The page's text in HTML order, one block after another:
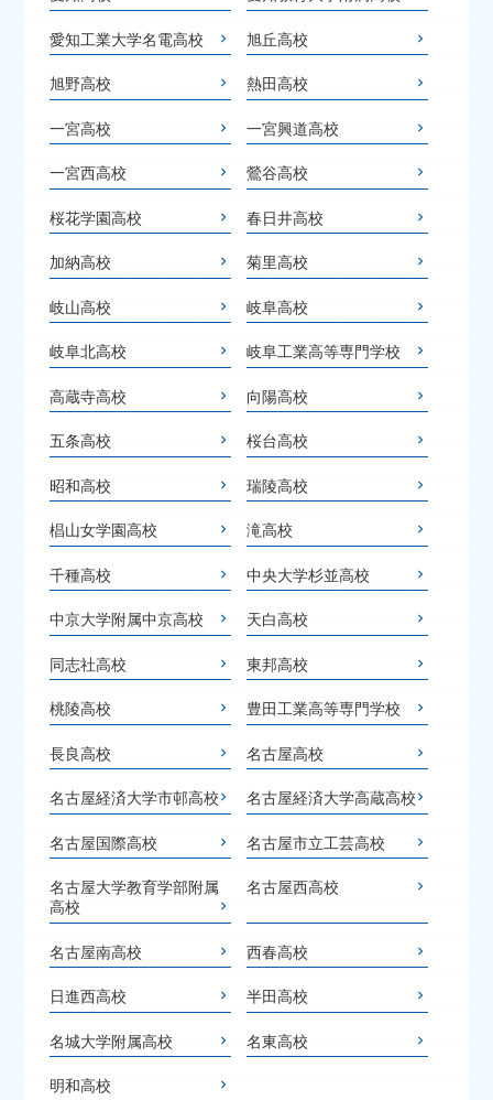
愛知工業大学名電高校 旭丘高校
旭野高校 熱田高校
一宮高校 一宮興道高校
一宮西高校 鶯谷高校
桜花学園高校 春日井高校
加納高校 菊里高校
岐山高校 岐阜高校
岐阜北高校 岐阜工業高等専門学校
高蔵寺高校 向陽高校
五条高校 桜台高校
昭和高校 瑞陵高校
椙山女学園高校 滝高校
千種高校 中央大学杉並高校
中京大学附属中京高校 天白高校
同志社高校 東邦高校
桃陵高校 豊田工業高等専門学校
長良高校 名古屋高校
名古屋経済大学市邨高校 名古屋経済大学高蔵高校
名古屋国際高校 名古屋市立工芸高校
名古屋大学教育学部附属
高校
名古屋西高校
名古屋南高校 西春高校
日進西高校 半田高校
名城大学附属高校 名東高校
明和高校